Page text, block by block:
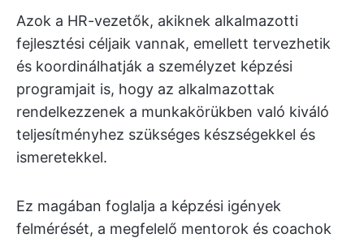
Azok a HR-vezetők, akiknek alkalmazotti
fejlesztési céljaik vannak, emellett tervezhetik
és koordinálhatják a személyzet képzési
programjait is, hogy az alkalmazottak
rendelkezzenek a munkakörükben való kiváló
teljesítményhez szükséges készségekkel és
ismeretekkel.
Ez magában foglalja a képzési igények
felmérését, a megfelelő mentorok és coachok